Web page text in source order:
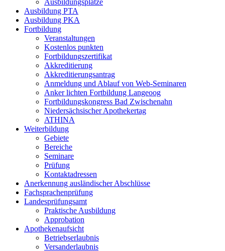
Ausbildungsplätze
Ausbildung PTA
Ausbildung PKA
Fortbildung
Veranstaltungen
Kostenlos punkten
Fortbildungszertifikat
Akkreditierung
Akkreditierungsantrag
Anmeldung und Ablauf von Web-Seminaren
Anker lichten Fortbildung Langeoog
Fortbildungskongress Bad Zwischenahn
Niedersächsischer Apothekertag
ATHINA
Weiterbildung
Gebiete
Bereiche
Seminare
Prüfung
Kontaktadressen
Anerkennung ausländischer Abschlüsse
Fachsprachenprüfung
Landesprüfungsamt
Praktische Ausbildung
Approbation
Apothekenaufsicht
Betriebserlaubnis
Versanderlaubnis